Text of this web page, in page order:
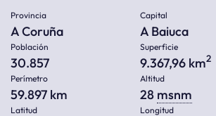
Provincia
A Coruña
Capital
A Baiuca
Población
30.857
Superficie
9.367,96 km2
Perímetro
59.897 km
Altitud
28 msnm
Latitud Longitud